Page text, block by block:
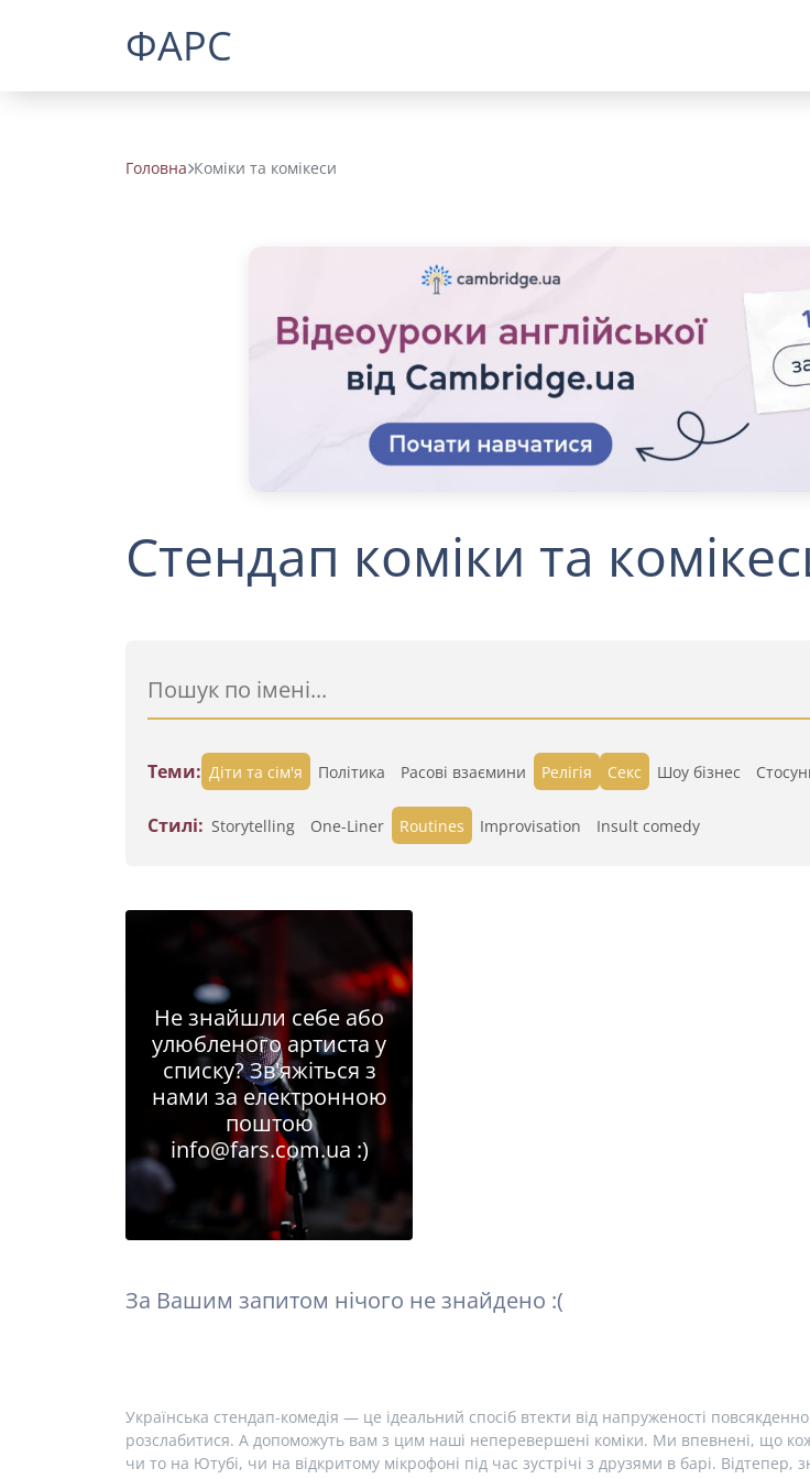
ФАРС
Головна Коміки та комікеси
Стендап коміки та
Теми: Діти та сім'я Політика Расові взаємини Релігія Секс Шоу бізнес
Стилі: Storytelling One-Liner Routines Improvisation Insult comedy
Не знайшли себе або
улюбленого артиста у
списку? Зв'яжіться з
нами за електронною
поштою
info@fars.com.ua :)
За Вашим запитом нічого не знайдено :(
Українська стендап-комедія — це ідеальний спосіб втекти від напруженості
розслабитися. А допоможуть вам з цим наші неперевершені коміки. Ми впевнені, що
чи то на Ютубі, чи на відкритому мікрофоні під час зустрічі з друзями в барі.